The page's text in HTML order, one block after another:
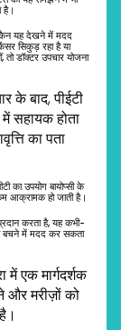
है।
स्कैन यह देखने में मदद
सिकुड़ रहा है या
तो डॉक्टर उपचार योजना
के बाद, पीईटी
सहायक होता
का पता
का उपयोग बायोप्सी के
आक्रामक हो जाती है।
करता है, यह कभी-
से बचने में मदद कर सकता
एक मार्गदर्शक
और मरीज़ों को